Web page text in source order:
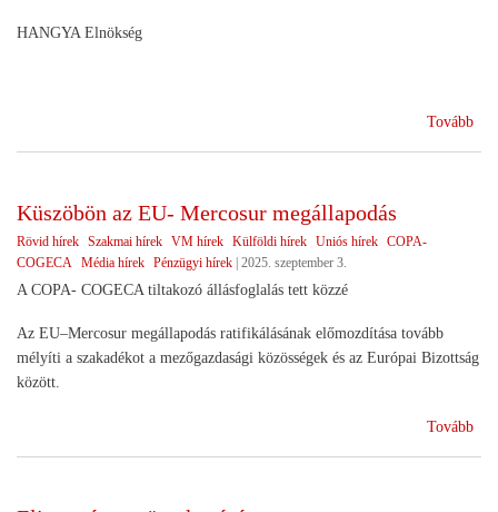
HANGYA Elnökség
Tovább
Küszöbön az EU- Mercosur megállapodás
Rövid hírek Szakmai hírek VM hírek Külföldi hírek Uniós hírek COPA-
COGECA
Média hírek Pénzügyi hírek | 2025. szeptember 3.
A COPA- COGECA tiltakozó állásfoglalás tett közzé
Az EU–Mercosur megállapodás ratifikálásának előmozdítása tovább
mélyíti a szakadékot a mezőgazdasági közösségek és az Európai Bizottság
között.
Tovább